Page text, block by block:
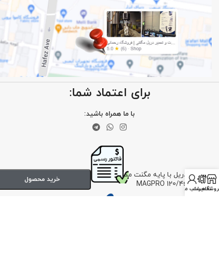
برای اعتماد شما:
با ما همراه باشید:
تعمیرات
حساب من
دریل با پایه مگنت مدل
MAGPRO 120/4s
خرید محصول